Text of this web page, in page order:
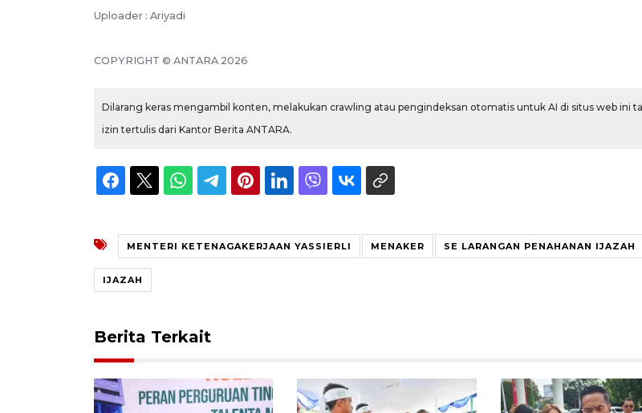
Uploader : Ariyadi
COPYRIGHT © ANTARA 2026
Dilarang keras mengambil konten, melakukan crawling atau pengindeksan otomatis untuk AI di situs web ini
izin tertulis dari Kantor Berita ANTARA.
MENTERI KETENAGAKERJAAN YASSIERLI MENAKER SE LARANGAN PENAHANAN IJAZAH
IJAZAH
Berita Terkait